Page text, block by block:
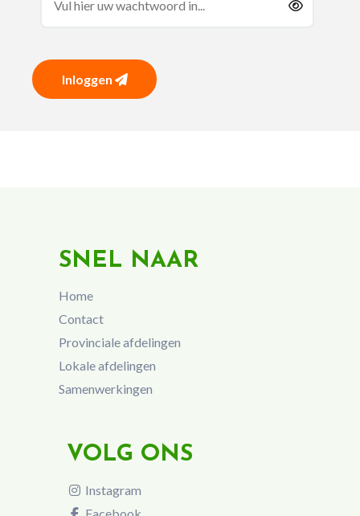
Inloggen
SNEL NAAR
Home
Contact
Provinciale afdelingen
Lokale afdelingen
Samenwerkingen
VOLG ONS
Instagram
Facebook